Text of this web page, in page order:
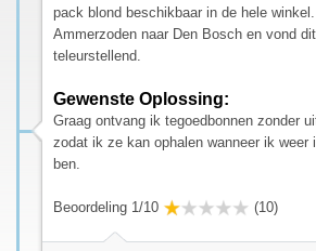
pack blond beschikbaar in de hele
Ammerzoden naar Den Bosch en vond
teleurstellend.
Gewenste Oplossing:
Graag ontvang ik tegoedbonnen zonder
zodat ik ze kan ophalen wanneer ik weer
ben.
Beoordeling 1/10 (10)